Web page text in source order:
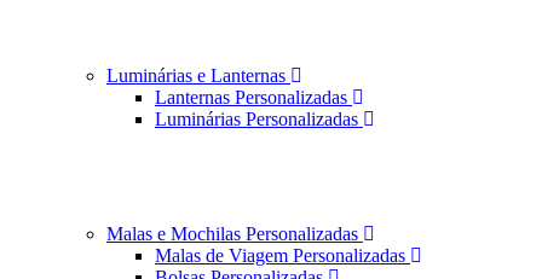
Luminárias e Lanternas
Lanternas Personalizadas
Luminárias Personalizadas
Malas e Mochilas Personalizadas
Malas de Viagem Personalizadas